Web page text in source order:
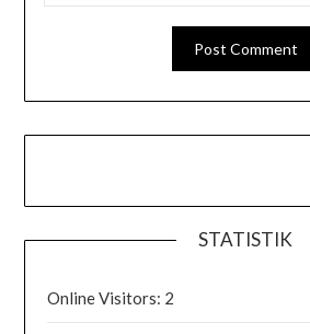
STATISTIK
Online Visitors: 2